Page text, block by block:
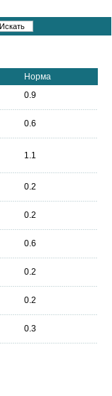
Норма
0.9
0.6
1.1
0.2
0.2
0.6
0.2
0.2
0.3